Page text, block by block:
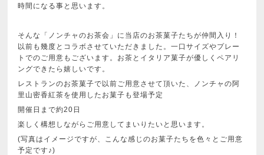
時間になる事と思います。
そんな「ノンチャのお茶会」に当店のお茶菓子たちが仲間入り！
以前も幾度とコラボさせていただきました。一口サイズやプレー
トでのご用意もございます。お茶とイタリア菓子が優しくペアリ
ングできたら嬉しいです。
レストランのお茶菓子で以前ご用意させて頂いた、ノンチャの阿
里山密香紅茶を使用したお菓子も登場予定
開催日まで約20日
楽しく構想しながらご用意してまいりたいと思います。
(写真はイメージですが、こんな感じのお菓子たちを色々とご用意
予定です♪)